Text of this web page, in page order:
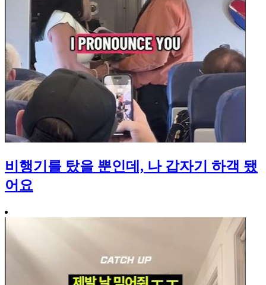
비행기를 탔을 뿐인데, 나 갑자기 하객 됐
어요